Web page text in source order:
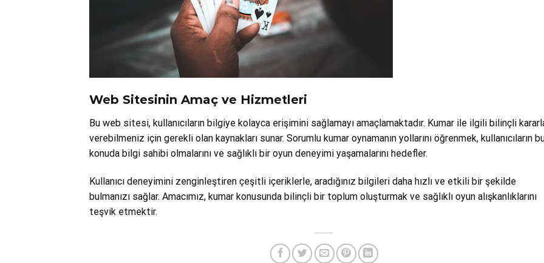
Web Sitesinin Amaç ve Hizmetleri
Bu web sitesi, kullanıcıların bilgiye kolayca erişimini sağlamayı amaçlamaktadır. Kumar ile ilgili bilinçli
verebilmeniz için gerekli olan kaynakları sunar. Sorumlu kumar oynamanın yollarını öğrenmek, kullanıcıların
konuda bilgi sahibi olmalarını ve sağlıklı bir oyun deneyimi yaşamalarını hedefler.
Kullanıcı deneyimini zenginleştiren çeşitli içeriklerle, aradığınız bilgileri daha hızlı ve etkili bir şekilde
bulmanızı sağlar. Amacımız, kumar konusunda bilinçli bir toplum oluşturmak ve sağlıklı oyun alışkanlıklarını
teşvik etmektir.